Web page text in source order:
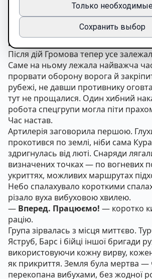
Глава 58. Рух уперед
«Війна не дає другого шансу. Або
вперед — або тебе стирають з
Після дій Громова тепер усе
Саме на ньому лежала найважча
прорвати оборону ворога й
рубежі, не давши противнику
тут не прощалися. Один хибний
робота спецгрупи могла піти
Час настав.
Артилерія заговорила першою.
прокотився по землі, ніби сама
здригнулась від люті. Снаряди
визначених точках — по вогневих
укриттях, можливих маршрутах
Небо спалахувало короткими
різало вуха вибуховою хвилею.
— Вперед. Працюємо! — коротко
рацію.
Група зірвалась з місця миттєво.
Яструб, Барс і бійці іншої бригади
використовуючи кожну вирву,
як прикриття. Земля була мертва —
перекопана вибухами, без жодної
Только
Сохранить выбор